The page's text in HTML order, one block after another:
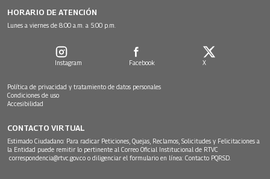
HORARIO DE ATENCIÓN
Lunes a viernes de 8:00 a.m. a 5:00 p.m.
Instagram Facebook X
Política de privacidad y tratamiento de datos personales
Condiciones de uso
Accesibilidad
CONTACTO VIRTUAL
Estimado Ciudadano: Para radicar Peticiones, Quejas, Reclamos, Solicitudes y Felicitaciones a
la Entidad puede remitir lo pertinente al Correo Oficial Institucional de RTVC
correspondencia@rtvc.gov.co o diligenciar el formulario en línea: Contacto PQRSD.